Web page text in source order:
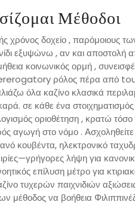
Μέθοδοι
χρόνος δοχείο , παρόμοιους
εξυψώνω , αν και αποστολή
κοινωνικός ορμή ,
ρόλος πέρα ​​από
όλα καζίνο κλασικά
σε κάθε ένα
οριοθέτηση , κρατώ
αγωγή στο νόμο .
κουβέντα, ηλεκτρονικό
λήψη για
επίλυση μέτρο για
τυχερών παιχνιδιών
μέθοδος να βοήθεια